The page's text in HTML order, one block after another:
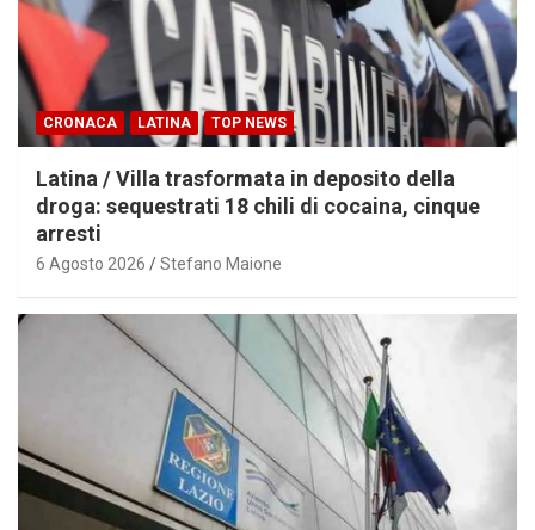
CRONACA LATINA TOP NEWS
Latina / Villa trasformata in deposito della
droga: sequestrati 18 chili di cocaina, cinque
arresti
6 Agosto 2026 Stefano Maione